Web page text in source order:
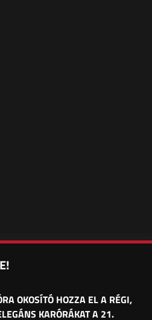
OKOSÍTÓ HOZZA EL A RÉGI,
KARÓRÁKAT A 21.